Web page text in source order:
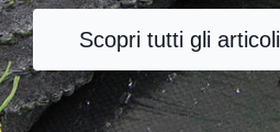
Scopri tutti gli articoli